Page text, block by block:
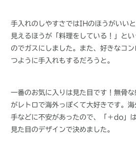
手入れのしやすさではIHのほうがいい
見えるほうが「料理をしている！」と
のでガスにしました。また、好きなコ
つように手入れもするだろうと。
一番のお気に入りは見た目です！無骨
がレトロで海外っぽくて大好きです。
手などに不安があったので、「＋do」
見た目のデザインで決めました。